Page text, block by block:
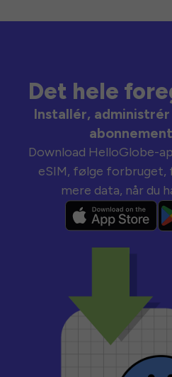
Det hele
Installér,
Download HelloGlobe-
eSIM, følge forbruget,
mere data, når du